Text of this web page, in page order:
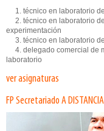
1. técnico en laboratorio
2. técnico en laboratorio
experimentación
3. técnico en laboratorio
4. delegado comercial de
laboratorio
ver asignaturas
FP Secretariado A DISTANCIA